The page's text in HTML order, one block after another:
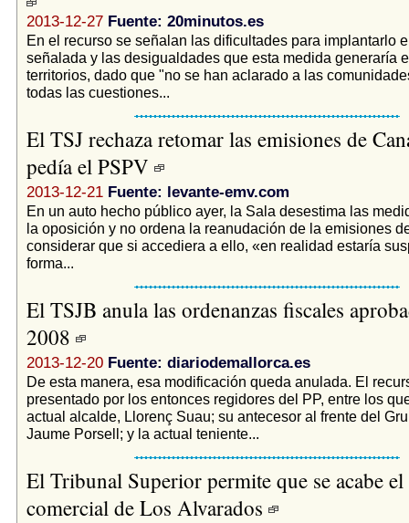
2013-12-27 Fuente: 20minutos.es
En el recurso se señalan las dificultades para implantarlo
señalada y las desigualdades que esta medida generaría
territorios, dado que "no se han aclarado a las
todas las cuestiones...
El TSJ rechaza retomar las emisiones de
pedía el PSPV
2013-12-21 Fuente: levante-emv.com
En un auto hecho público ayer, la Sala desestima las
la oposición y no ordena la reanudación de la emisiones
considerar que si accediera a ello, «en realidad estaría
forma...
El TSJB anula las ordenanzas fiscales
2008
2013-12-20 Fuente: diariodemallorca.es
De esta manera, esa modificación queda anulada. El
presentado por los entonces regidores del PP, entre los
actual alcalde, Llorenç Suau; su antecesor al frente del
Jaume Porsell; y la actual teniente...
El Tribunal Superior permite que se acabe
comercial de Los Alvarados